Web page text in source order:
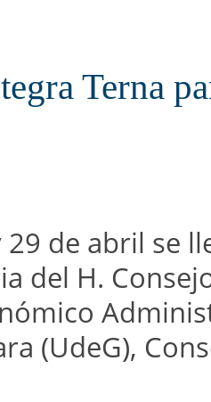
Terna
29 de abril se
del H.
(UdeG),